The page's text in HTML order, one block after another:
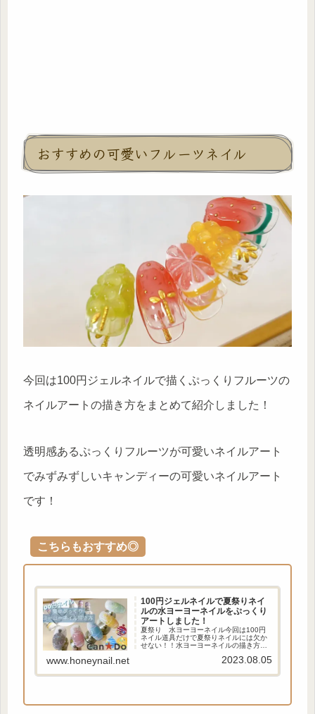
おすすめの可愛いフルーツネイル
今回は100円ジェルネイルで描くぷっくりフルーツの
ネイルアートの描き方をまとめて紹介しました！
透明感あるぷっくりフルーツが可愛いネイルアート
でみずみずしいキャンディーの可愛いネイルアート
です！
こちらもおすすめ◎
100円ジェルネイルで夏祭りネイ
ルの水ヨーヨーネイルをぷっくり
アートしました！
夏祭り 水ヨーヨーネイル今回は100円
ネイル道具だけで夏祭りネイルには欠か
せない！！水ヨーヨーネイルの描き方を
いネイルアートです！簡単に出来るので
です！100円ジェルネ...
www.honeynail.net 2023.08.05